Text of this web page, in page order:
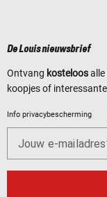
De Louis nieuwsbrief
Ontvang kosteloos
koopjes of
Info privacybescherming
Jouw e-mailadres